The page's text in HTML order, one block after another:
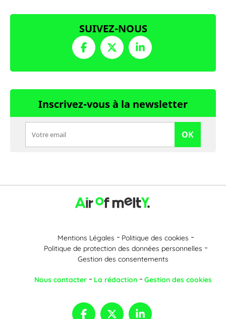
SUIVEZ-NOUS
Inscrivez-vous à la newsletter
OK
Mentions Légales
Politique des cookies
Politique de protection des données personnelles
Gestion des consentements
Nous contacter La rédaction Gestion des cookies